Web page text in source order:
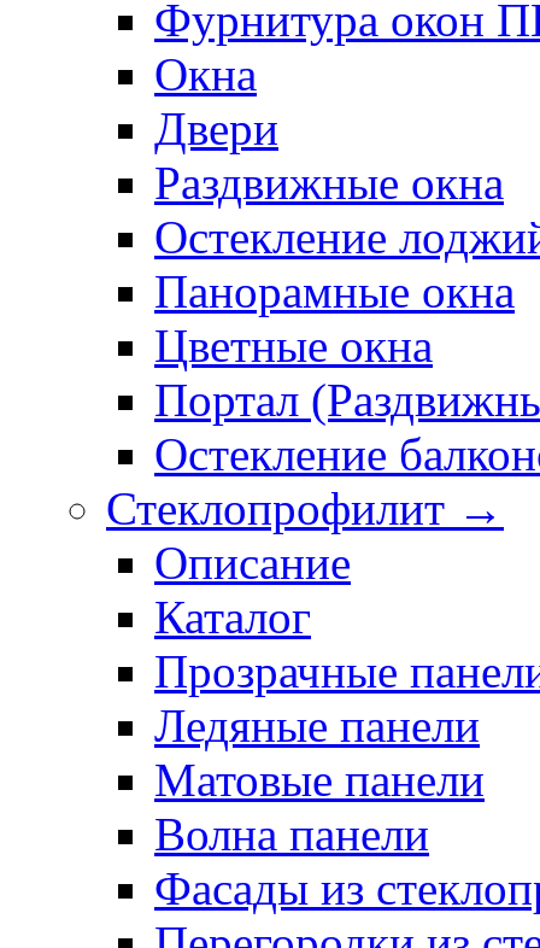
Фурнитура окон
Окна
Двери
Раздвижные окна
Остекление
Панорамные окна
Цветные окна
Портал
Остекление
Стеклопрофилит →
Описание
Каталог
Прозрачные
Ледяные панели
Матовые панели
Волна панели
Фасады из